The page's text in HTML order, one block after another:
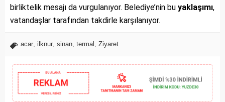
birliktelik mesajı da vurgulanıyor. Belediye’nin bu yaklaşımı,
vatandaşlar tarafından takdirle karşılanıyor.
acar, ilknur, sinan, termal , Ziyaret